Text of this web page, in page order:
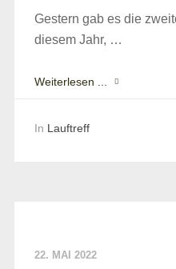
Gestern gab es die
diesem Jahr, …
Weiterlesen ...
In Lauftreff
22. MAI 2022